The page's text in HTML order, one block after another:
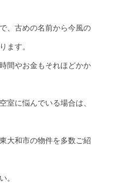
、古めの名前から今風の
ます。
間やお金もそれほどかか
室に悩んでいる場合は、
大和市の物件を多数ご紹
。